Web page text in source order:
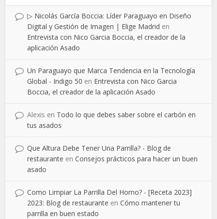
▷ Nicolás García Boccia: Líder Paraguayo en Diseño
Digital y Gestión de Imagen | Elige Madrid en
Entrevista con Nico Garcia Boccia, el creador de la
aplicación Asado
Un Paraguayo que Marca Tendencia en la Tecnología
Global - Indigo 50 en Entrevista con Nico Garcia
Boccia, el creador de la aplicación Asado
Alexis en Todo lo que debes saber sobre el carbón en
tus asados
Que Altura Debe Tener Una Parrilla? - Blog de
restaurante enConsejos prácticos para hacer un buen
asado
Como Limpiar La Parrilla Del Horno? - [Receta 2023]
2023: Blog de restaurante enCómo mantener tu
parrilla en buen estado